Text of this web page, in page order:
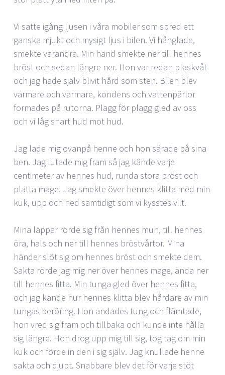
Vi satte igång ljusen i våra mobiler som spred ett
ganska mjukt och mysigt ljus i bilen. Vi hånglade,
smekte varandra. Min hand smekte ner till hennes
bröst och sedan längre ner. Hon var redan plaskvåt
och jag hade själv blivit hård som sten. Bilen blev
varmare och varmare, kondens och vattenpärlor
formades på rutorna. Plagg för plagg gled av oss
och vi låg snart hud mot hud.
Jag lade mig ovanpå henne och hon särade på sina
ben. Jag lutade mig fram så jag kände varje
centimeter av hennes hud, runda stora bröst och
platta mage. Jag smekte över hennes klitta med min
kuk, upp och ned samtidigt som vi kysstes vilt.
Mina läppar rörde sig från hennes mun, till hennes
öra, hals och ner till hennes bröstvårtor. Mina
händer slöt sig om hennes bröst och smekte dem.
Sakta rörde jag mig ner över hennes mage, ända ner
till hennes fitta. Min tunga gled över hennes fitta,
och jag kände hur hennes klitta blev hårdare av min
tungas beröring. Hon andades tung och flämtade,
hon vred sig fram och tillbaka och kunde inte hålla
sig längre. Hon drog upp mig till sig, tog tag om min
kuk och förde in den i sig själv. Jag knullade henne
sakta och djupt. Snabbare blev det för varje stöt